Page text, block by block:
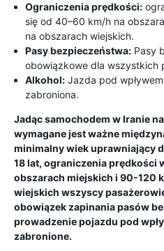
Ograniczenia prędkości:
się od 40–60 km/h na
na obszarach wiejskich.
Pasy bezpieczeństwa: Pasy
obowiązkowe dla wszystkich
Alkohol: Jazda pod
zabroniona.
Jadąc samochodem w Iranie
wymagane jest ważne
minimalny wiek uprawniający
18 lat, ograniczenia prędkości
obszarach miejskich i 90-120
wiejskich wszyscy
obowiązek zapinania pasów
prowadzenie pojazdu pod
zabronione.